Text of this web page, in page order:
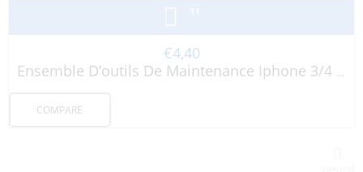
€4,40
Ensemble D’outils De Maintenance Iphone 3/4 Pro’sKit
COMPARE